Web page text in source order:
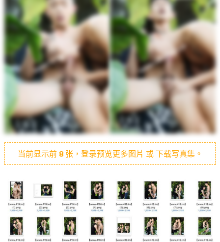
当前显示前 8张，登录预览更多图片 或 下载写真集。